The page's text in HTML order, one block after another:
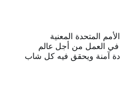
المتحدة المعنية
في العمل من أجل عالم
آمنة ويحقق فيه كل شاب